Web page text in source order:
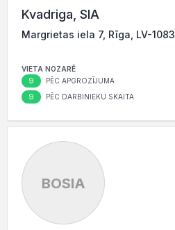
Kvadriga, SIA
Margrietas iela 7, Rīga, LV-1083
VIETA NOZARĒ
9 PĒC APGROZĪJUMA
9 PĒC DARBINIEKU SKAITA
BOSIA